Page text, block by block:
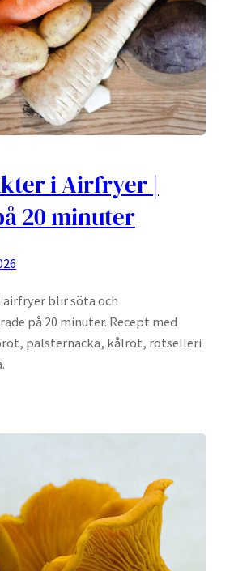
i Airfryer |
20 minuter
blir söta och
på 20 minuter. Recept med
palsternacka, kålrot, rotselleri